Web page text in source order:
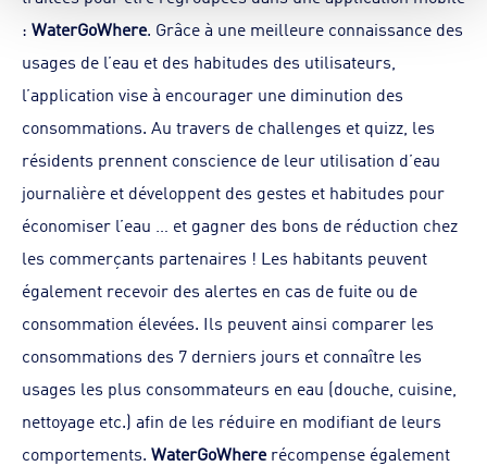
: WaterGoWhere. Grâce à une meilleure connaissance des
usages de l’eau et des habitudes des utilisateurs,
l’application vise à encourager une diminution des
consommations. Au travers de challenges et quizz, les
résidents prennent conscience de leur utilisation d’eau
journalière et développent des gestes et habitudes pour
économiser l’eau … et gagner des bons de réduction chez
les commerçants partenaires ! Les habitants peuvent
également recevoir des alertes en cas de fuite ou de
consommation élevées. Ils peuvent ainsi comparer les
consommations des 7 derniers jours et connaître les
usages les plus consommateurs en eau (douche, cuisine,
nettoyage etc.) afin de les réduire en modifiant de leurs
comportements. WaterGoWhererécompense également